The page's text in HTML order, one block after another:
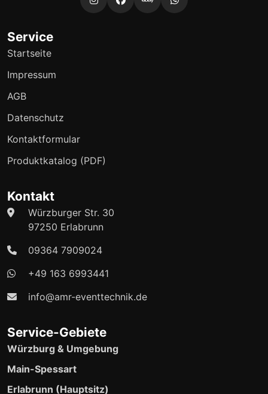
Service
Startseite
Impressum
AGB
Datenschutz
Kontaktformular
Produktkatalog (PDF)
Kontakt
Würzburger Str. 30
97250 Erlabrunn
09364 7909024
+49 163 6993441
info@amr-eventtechnik.de
Service-Gebiete
Würzburg & Umgebung
Main-Spessart
Erlabrunn (Hauptsitz)